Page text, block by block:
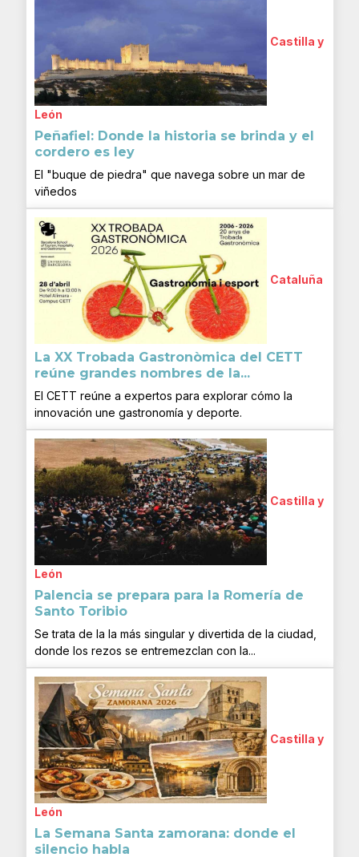
Castilla y
León
Peñafiel: Donde la historia se brinda y el
cordero es ley
El "buque de piedra" que navega sobre un mar de
viñedos
Cataluña
La XX Trobada Gastronòmica del CETT
reúne grandes nombres de la...
El CETT reúne a expertos para explorar cómo la
innovación une gastronomía y deporte.
Castilla y
León
Palencia se prepara para la Romería de
Santo Toribio
Se trata de la la más singular y divertida de la ciudad,
donde los rezos se entremezclan con la...
Castilla y
León
La Semana Santa zamorana: donde el
silencio habla